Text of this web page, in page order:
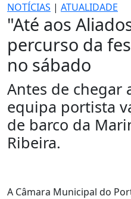
NOTÍCIAS | ATUALIDADE
"Até aos
percurso da
no sábado
Antes de chegar
equipa portista
de barco da
Ribeira.
A Câmara Municipal do